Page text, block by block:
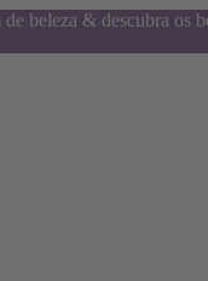
beleza & descubra os